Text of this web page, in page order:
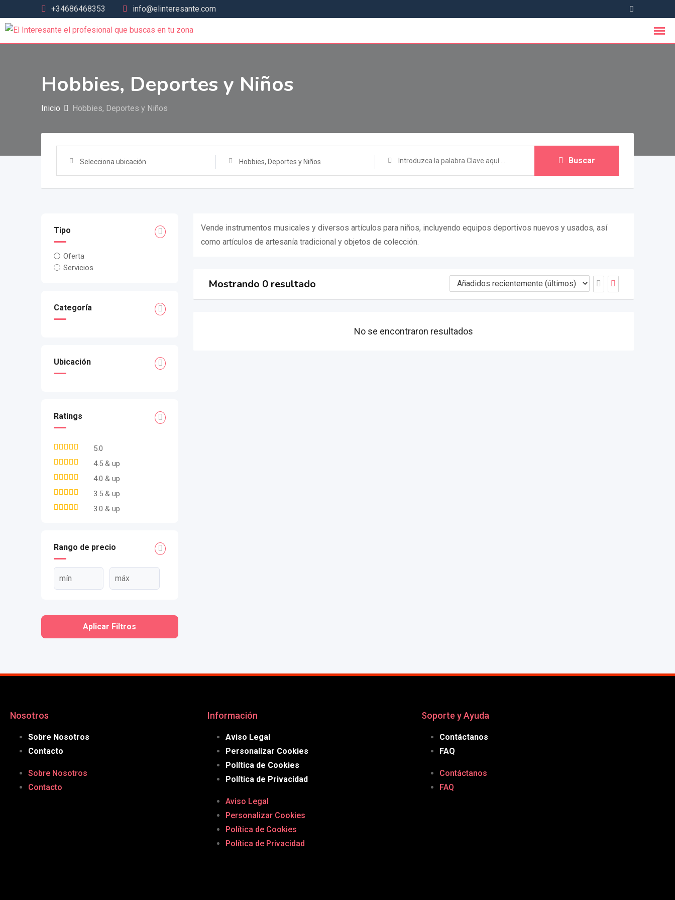
+34686468353 info@elinteresante.com
Hobbies, Deportes y Niños
Inicio Hobbies, Deportes y Niños
Selecciona ubicación Hobbies, Deportes y Niños Buscar
Tipo
Oferta
Servicios
Categoría
Ubicación
Ratings
5.0
4.5 & up
4.0 & up
3.5 & up
3.0 & up
Rango de precio
Aplicar Filtros
Vende instrumentos musicales y diversos artículos para niños, incluyendo equipos deportivos nuevos y usados, así
como artículos de artesanía tradicional y objetos de colección.
Mostrando 0 resultado
No se encontraron resultados
Nosotros
Sobre Nosotros
Contacto
Sobre Nosotros
Contacto
Información
Aviso Legal
Personalizar Cookies
Política de Cookies
Política de Privacidad
Aviso Legal
Personalizar Cookies
Política de Cookies
Política de Privacidad
Soporte y Ayuda
Contáctanos
FAQ
Contáctanos
FAQ